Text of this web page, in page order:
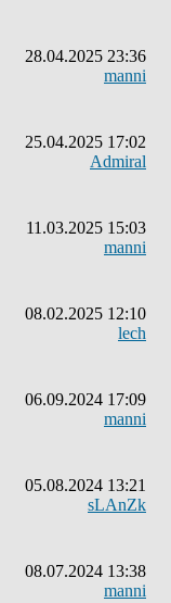
28.04.2025 23:36
manni
25.04.2025 17:02
Admiral
11.03.2025 15:03
manni
08.02.2025 12:10
lech
06.09.2024 17:09
manni
05.08.2024 13:21
sLAnZk
08.07.2024 13:38
manni